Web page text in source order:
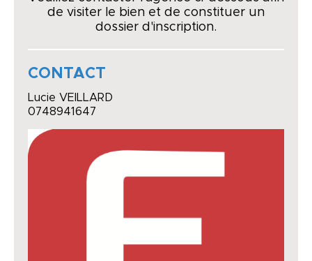
de visiter le bien et de constituer un
dossier d'inscription.
CONTACT
Lucie VEILLARD
0748941647